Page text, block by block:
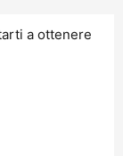
a ottenere